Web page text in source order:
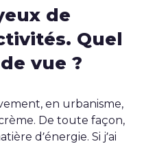
de
Quel
vue ?
en urbanisme,
De toute façon,
d’énergie. Si j’ai